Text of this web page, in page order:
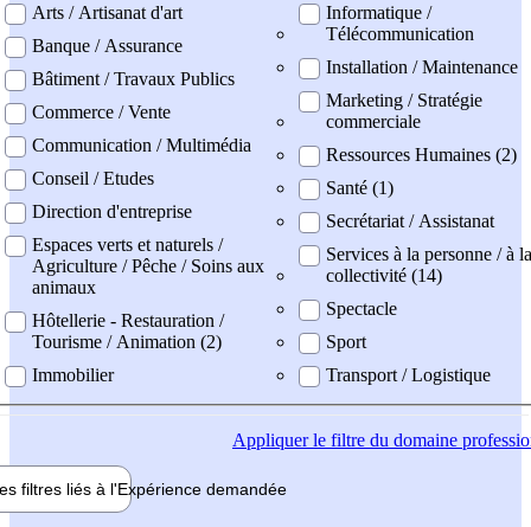
Arts / Artisanat d'art
Banque / Assurance
Bâtiment / Travaux Publics
Commerce / Vente
Communication / Multimédia
Conseil / Etudes
Direction d'entreprise
Espaces verts et naturels /
Agriculture / Pêche / Soins aux
animaux
Hôtellerie - Restauration /
Tourisme / Animation (2)
Immobilier
Informatique /
Télécommunication
Installation / Maintenance
Marketing / Stratégie
commerciale
Ressources Humaines (2)
Santé (1)
Secrétariat / Assistanat
Services à la personne / à la
collectivité (14)
Spectacle
Sport
Transport / Logistique
Appliquerle filtre du domaine
filtres liés à l'Expérience demandée